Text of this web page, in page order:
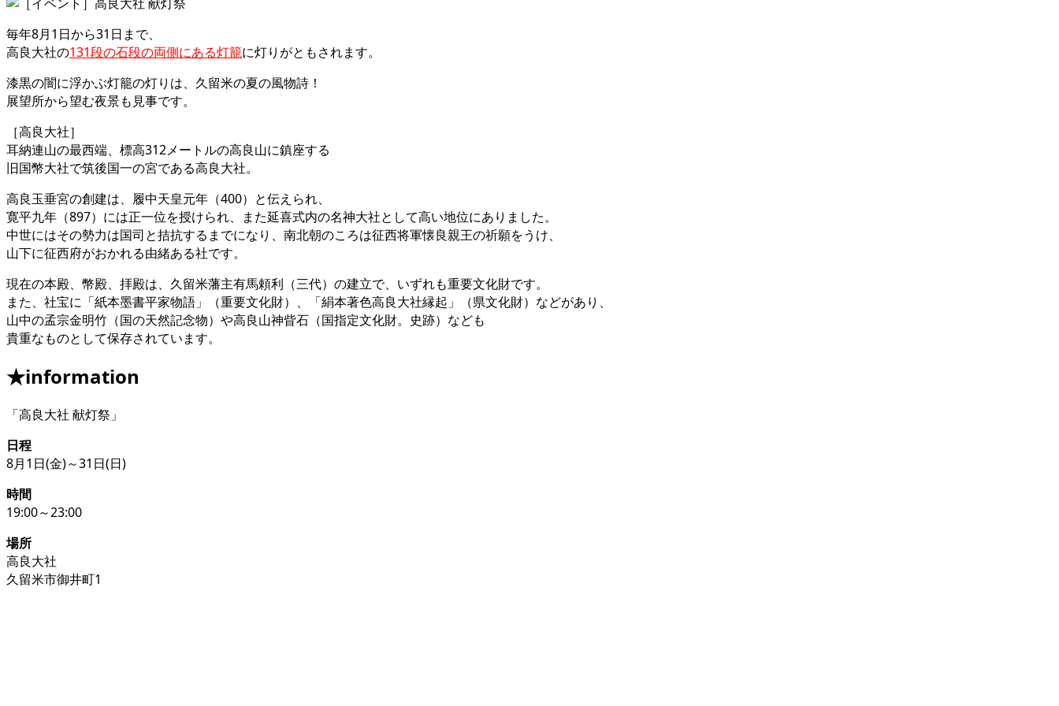
毎年8月1日から31日まで、
高良大社の131段の石段の両側にある灯籠に灯りがともされます。
漆黒の闇に浮かぶ灯籠の灯りは、久留米の夏の風物詩！
展望所から望む夜景も見事です。
［高良大社］
耳納連山の最西端、標高312メートルの高良山に鎮座する
旧国幣大社で筑後国一の宮である高良大社。
高良玉垂宮の創建は、履中天皇元年（400）と伝えられ、
寛平九年（897）には正一位を授けられ、また延喜式内の名神大社として高い地位にありました。
中世にはその勢力は国司と拮抗するまでになり、南北朝のころは征西将軍懐良親王の祈願をうけ、
山下に征西府がおかれる由緒ある社です。
現在の本殿、幣殿、拝殿は、久留米藩主有馬頼利（三代）の建立で、いずれも重要文化財です。
また、社宝に「紙本墨書平家物語」（重要文化財）、「絹本著色高良大社縁起」（県文化財）などがあり、
山中の孟宗金明竹（国の天然記念物）や高良山神眥石（国指定文化財。史跡）なども
貴重なものとして保存されています。
★information
「高良大社 献灯祭」
日程
8月1日(金)～31日(日)
時間
19:00～23:00
場所
高良大社
久留米市御井町1